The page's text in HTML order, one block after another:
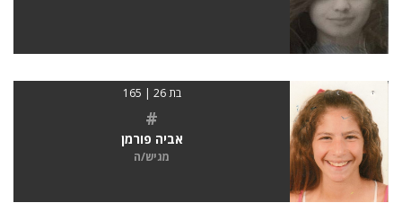
בת 26 | 165
#
אביה פורמן
מגיש/ה